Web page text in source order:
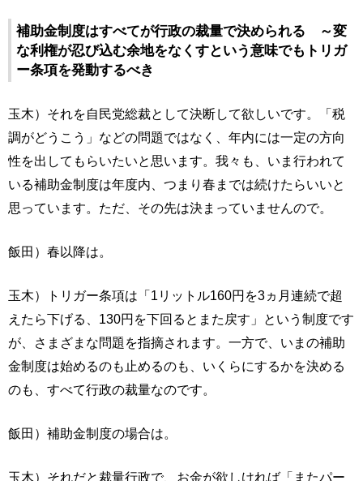
補助金制度はすべてが行政の裁量で決められる ～変
な利権が忍び込む余地をなくすという意味でもトリガ
ー条項を発動するべき
玉木）それを自民党総裁として決断して欲しいです。「税
調がどうこう」などの問題ではなく、年内には一定の方向
性を出してもらいたいと思います。我々も、いま行われて
いる補助金制度は年度内、つまり春までは続けたらいいと
思っています。ただ、その先は決まっていませんので。
飯田）春以降は。
玉木）トリガー条項は「1リットル160円を3ヵ月連続で超
えたら下げる、130円を下回るとまた戻す」という制度です
が、さまざまな問題を指摘されます。一方で、いまの補助
金制度は始めるのも止めるのも、いくらにするかを決める
のも、すべて行政の裁量なのです。
飯田）補助金制度の場合は。
玉木）それだと裁量行政で、お金が欲しければ「またパー